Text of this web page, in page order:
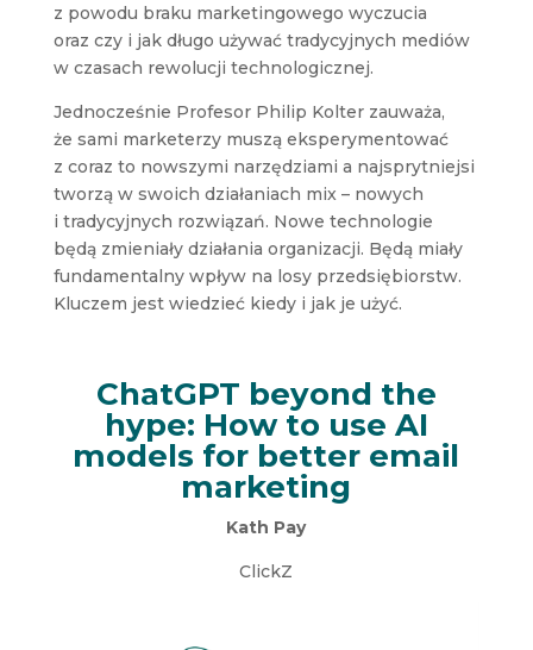
z powodu braku marketingowego wyczucia
oraz czy i jak długo używać tradycyjnych mediów
w czasach rewolucji technologicznej.
Jednocześnie Profesor Philip Kolter zauważa,
że sami marketerzy muszą eksperymentować
z coraz to nowszymi narzędziami a najsprytniejsi
tworzą w swoich działaniach mix – nowych
i tradycyjnych rozwiązań. Nowe technologie
będą zmieniały działania organizacji. Będą miały
fundamentalny wpływ na losy przedsiębiorstw.
Kluczem jest wiedzieć kiedy i jak je użyć.
ChatGPT beyond the
hype: How to use AI
models for better email
marketing
Kath Pay
ClickZ